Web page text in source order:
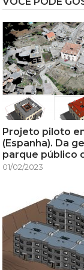
Projeto piloto
(Espanha). Da
parque público
01/02/2023